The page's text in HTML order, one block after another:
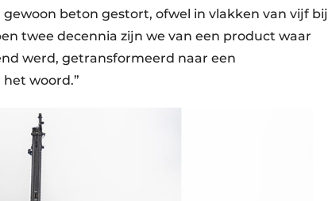
beton gestort, ofwel in vlakken van vijf bij
twee decennia zijn we van een product waar
werd, getransformeerd naar een
woord.”